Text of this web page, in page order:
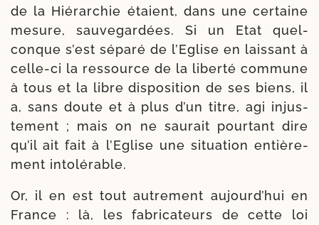
de la Hiérarchie étaient, dans une cer­taine
mesure, sau­ve­gar­dées. Si un Etat quel­
conque s’est sépa­ré de l’Eglise en lais­sant à
celle-​ci la res­source de la liber­té com­mune
à tous et la libre dis­po­si­tion de ses biens, il
a, sans doute et à plus d’un titre, agi injus­
te­ment ; mais on ne sau­rait pour­tant dire
qu’il ait fait à l’Eglise une situa­tion entiè­re­
ment intolérable.
Or, il en est tout autre­ment aujourd’hui en
France : là, les fabri­ca­teurs de cette loi